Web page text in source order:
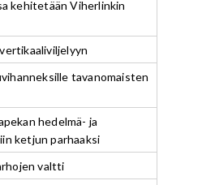
kehitetään Viherlinkin
tavanomaisten
hedelmä- ja
ketjun parhaaksi
valtti